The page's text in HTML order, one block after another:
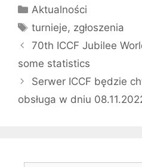
Kategorie
Aktualności
Tagi
turnieje, zgłoszenia
70th ICCF Jubilee
some statistics
Serwer ICCF będzie
obsługa w dniu